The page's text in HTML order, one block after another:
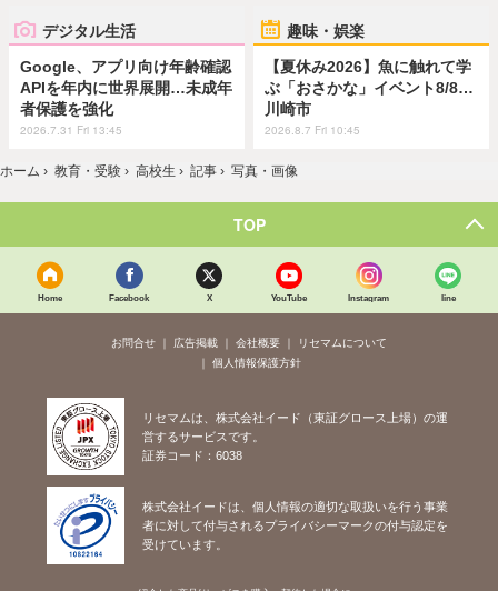
デジタル生活
Google、アプリ向け年齢確認
APIを年内に世界展開…未成年
者保護を強化
2026.7.31 Fri 13:45
趣味・娯楽
【夏休み2026】魚に触れて学
ぶ「おさかな」イベント8/8…
川崎市
2026.8.7 Fri 10:45
ホーム › 教育・受験 › 高校生 › 記事 › 写真・画像
TOP
Home Facebook X YouTube Instagram line
お問合せ 広告掲載 会社概要
リセマムについて
個人情報保護方針
リセマムは、株式会社イード（東証グロース上場）の運
営するサービスです。
証券コード：6038
株式会社イードは、個人情報の適切な取扱いを行う事業
者に対して付与されるプライバシーマークの付与認定を
受けています。